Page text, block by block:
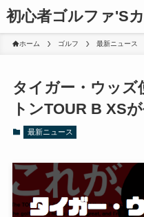
初心者ゴルファ'S
ホーム ゴルフ 最新ニュース
タイガー・ウッズ
トンTOUR B XS
最新ニュース